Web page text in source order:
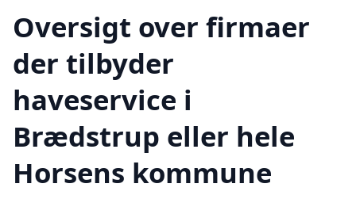
Oversigt over firmaer
der tilbyder
haveservice i
Brædstrup eller hele
Horsens kommune